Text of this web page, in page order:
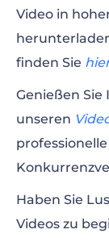
Video in
finden Sie
Genießen
unseren
Haben Sie
Videos zu